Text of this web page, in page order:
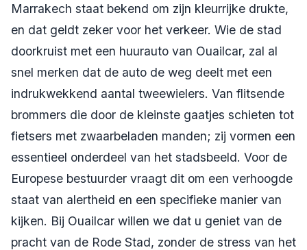
Marrakech staat bekend om zijn kleurrijke drukte,
en dat geldt zeker voor het verkeer. Wie de stad
doorkruist met een huurauto van Ouailcar, zal al
snel merken dat de auto de weg deelt met een
indrukwekkend aantal tweewielers. Van flitsende
brommers die door de kleinste gaatjes schieten tot
fietsers met zwaarbeladen manden; zij vormen een
essentieel onderdeel van het stadsbeeld. Voor de
Europese bestuurder vraagt dit om een verhoogde
staat van alertheid en een specifieke manier van
kijken. Bij Ouailcar willen we dat u geniet van de
pracht van de Rode Stad, zonder de stress van het